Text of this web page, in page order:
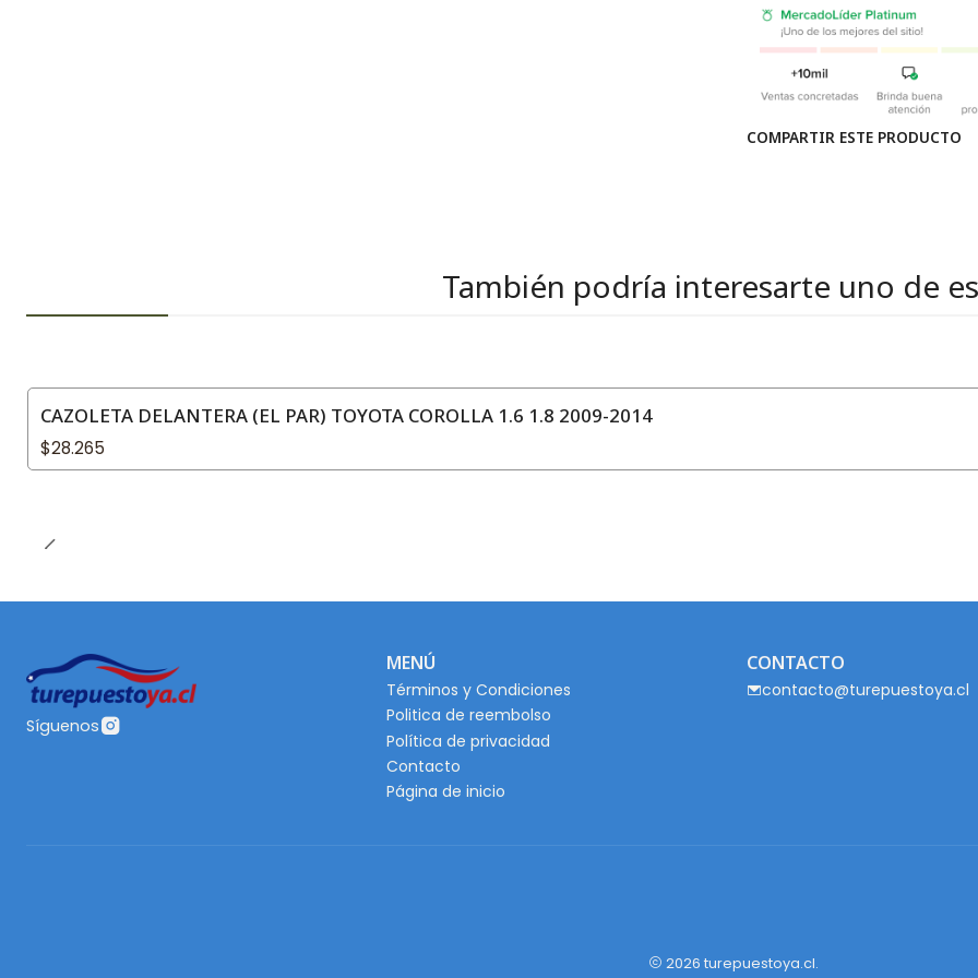
COMPARTIR ESTE PRODUCTO
También podría interesarte uno de
CAZOLETA DELANTERA (EL PAR) TOYOTA COROLLA 1.6 1.8 2009-2014
$28.265
Síguenos
MENÚ
Términos y Condiciones
Politica de reembolso
Política de privacidad
Contacto
Página de inicio
CONTACTO
contacto@turepuestoya.cl
2026 turepuestoya.cl.